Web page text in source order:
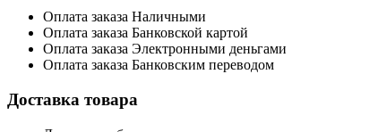
Оплата заказа Наличными
Оплата заказа Банковской картой
Оплата заказа Электронными деньгами
Оплата заказа Банковским переводом
Доставка товара